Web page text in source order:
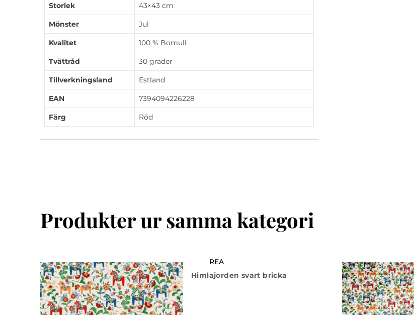
Storlek 43×43 cm
Mönster Jul
Kvalitet 100 % Bomull
Tvättråd 30 grader
Tillverkningsland Estland
EAN 7394094226228
Färg Röd
Produkter ur samma kategori
REA
Himlajorden svart bricka